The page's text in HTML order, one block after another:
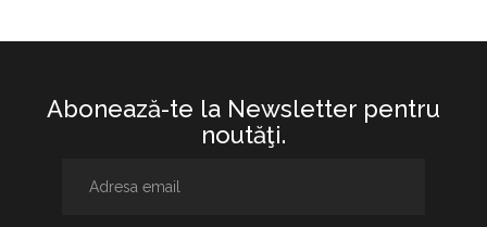
Abonează-te la Newsletter pentru
noutăţi.